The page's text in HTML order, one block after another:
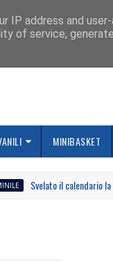
MINIBASKET
Svelato il calendario la
IP address and
of service,